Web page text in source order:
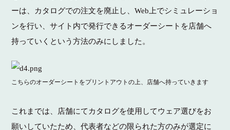
ーは、カタログでの注文を廃止し、Web上でシミュレーショ
ンを行い、サイト内で発行できるオーダーシートを店舗へ
持っていくという方法のみにしました。
こちらのオーダーシートをプリントアウトの上、店舗へ持っていきます
これまでは、店舗にてカタログを使用してウェア選びをお
願いしていたため、代表者などの限られた方のみが選定に